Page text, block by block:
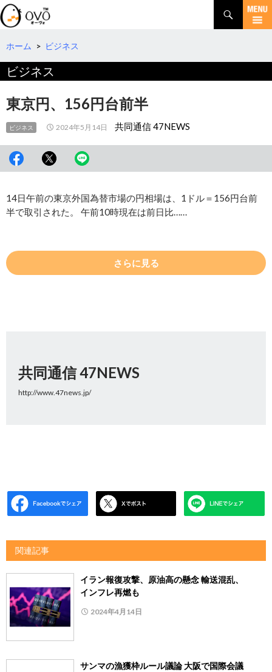
検
索
コ
テ
へ
移
動
ホーム > ビジネス
ビジネス
東京円、156円台前半
ビジネス 2024年5月14日 共同通信 47NEWS
14日午前の東京外国為替市場の円相場は、1ドル＝156円台前
半で取引された。 午前10時現在は前日比……
さらに見る
共同通信 47NEWS
http://www.47news.jp/
関連記事
イラン報復攻撃、原油高の懸念 輸送混乱、
インフレ再燃も
2024年4月14日
サンマの漁獲枠ルール議論 大阪で国際会議